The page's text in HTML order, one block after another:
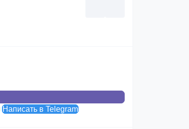
Написать в Telegram